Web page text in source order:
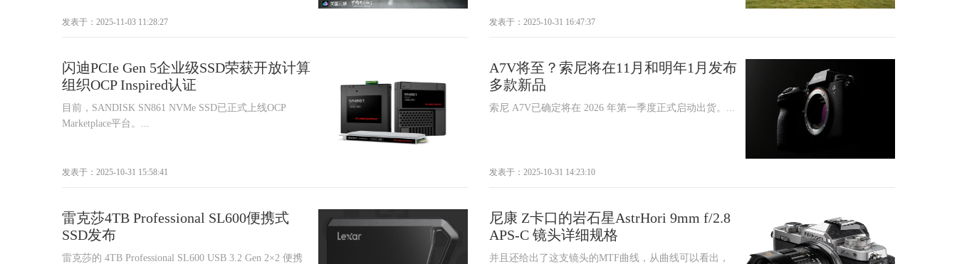
发表于：2025-11-03 11:28:27 发表于：2025-10-31 16:47:37
闪迪PCIe Gen 5企业级SSD荣获开放计算
组织OCP Inspired认证
目前，SANDISK SN861 NVMe SSD已正式上线OCP
Marketplace平台。...
发表于：2025-10-31 15:58:41
A7V将至？索尼将在11月和明年1月发布
多款新品
索尼 A7V已确定将在 2026 年第一季度正式启动出货。...
发表于：2025-10-31 14:23:10
雷克莎4TB Professional SL600便携式
SSD发布
雷克莎的 4TB Professional SL600 USB 3.2 Gen 2×2 便携
尼康 Z卡口的岩石星AstrHori 9mm f/2.8
APS-C 镜头详细规格
并且还给出了这支镜头的MTF曲线，从曲线可以看出，